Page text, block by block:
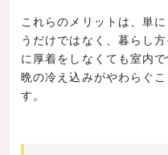
これらのメリットは、単
うだけではなく、暮らし
に厚着をしなくても室内
晩の冷え込みがやわらぐ
す。